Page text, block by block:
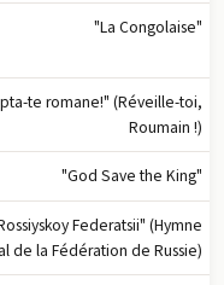
"La Congolaise"
te romane!" (Réveille-toi,
Roumain !)
"God Save the King"
Federatsii" (Hymne
de la Fédération de Russie)